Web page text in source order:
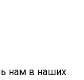
нам в наших